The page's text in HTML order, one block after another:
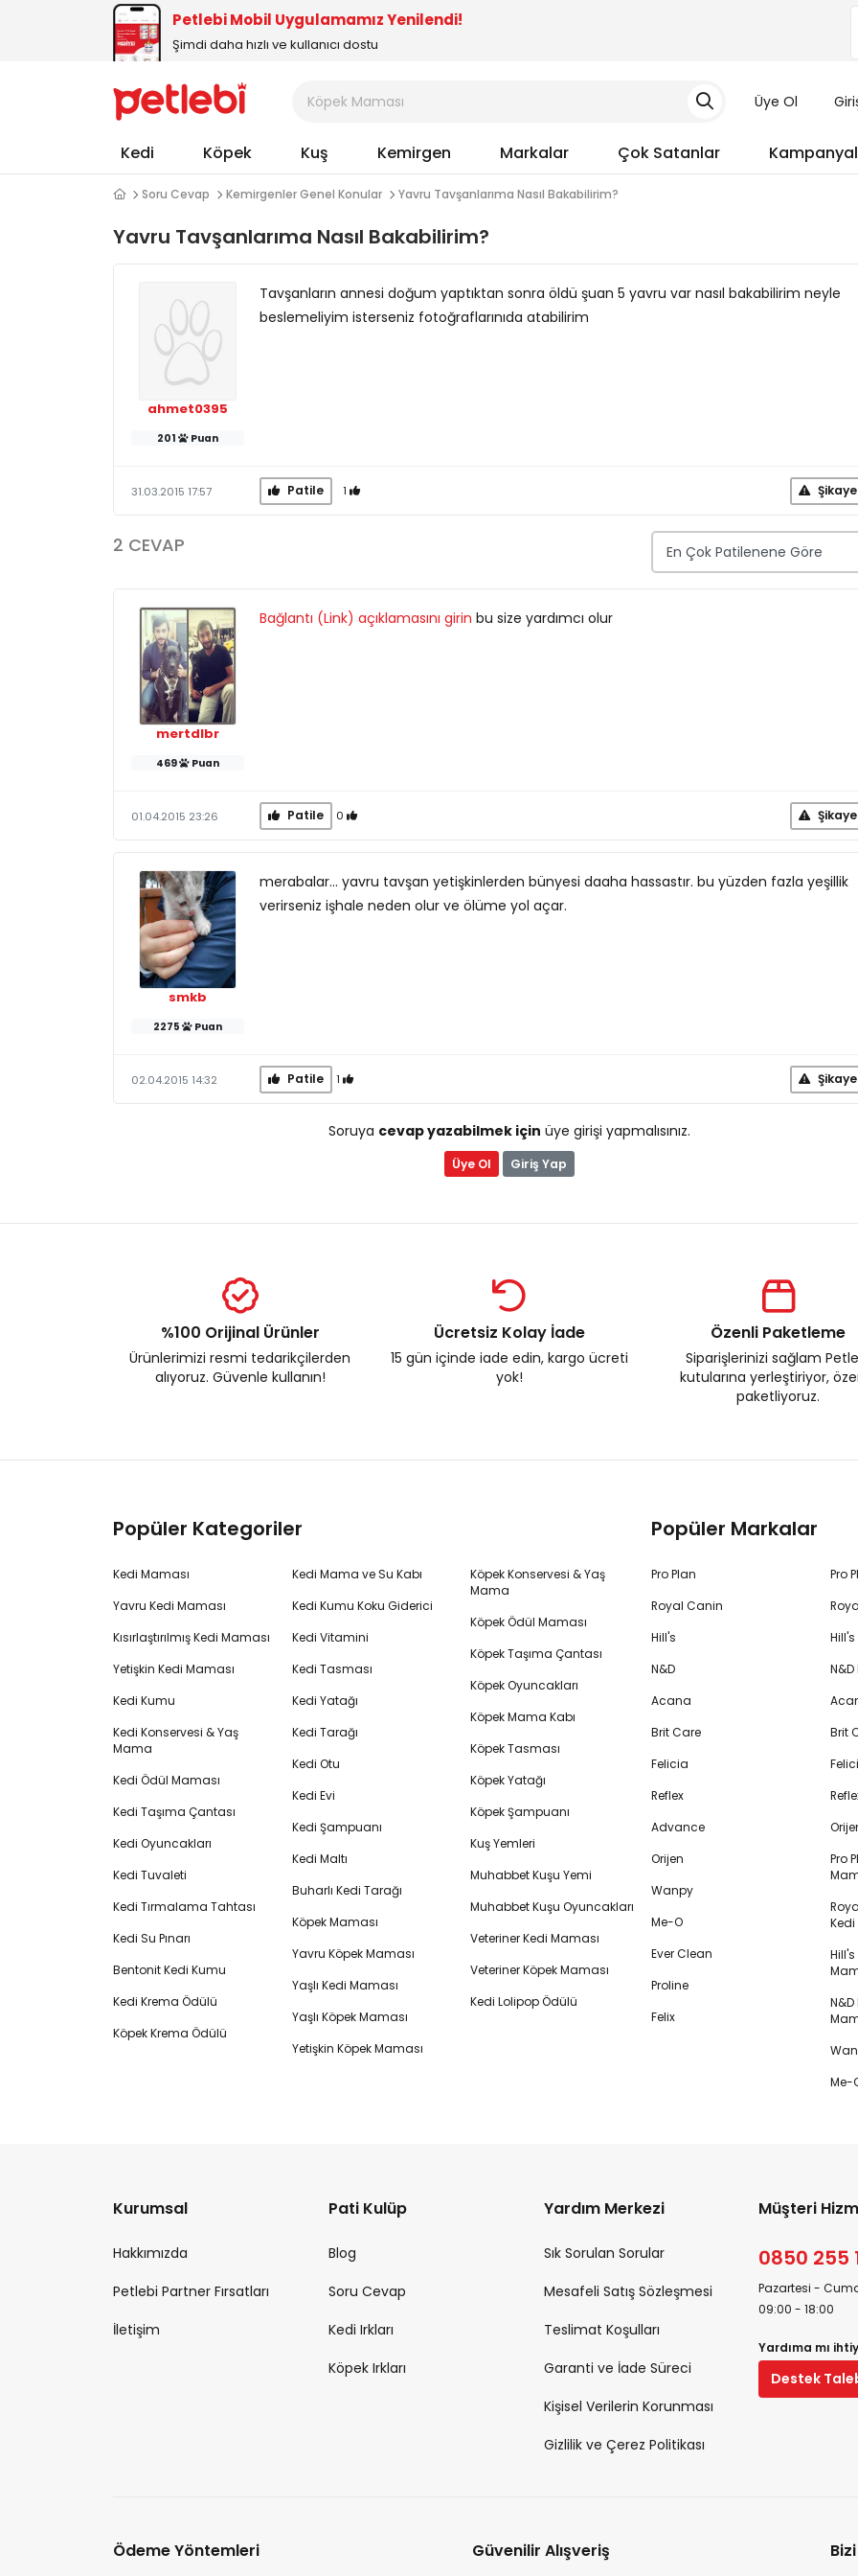
Petlebi Mobil Uygulamamız Yenilendi!
Şimdi daha hızlı ve kullanıcı dostu
Üye Ol
Kedi Köpek Kuş Kemirgen Markalar Çok Satanlar
Soru Cevap Kemirgenler Genel Konular Yavru Tavşanlarıma Nasıl Bakabilirim?
Yavru Tavşanlarıma Nasıl Bakabilirim?
ahmet0395
201 Puan
Tavşanların annesi doğum yaptıktan sonra öldü şuan 5 yavru var nasıl bakabilirim neyle
beslemeliyim isterseniz fotoğraflarınıda atabilirim
31.03.2015 17:57 Patile 1
2 CEVAP
mertdlbr
469 Puan
Bağlantı (Link) açıklamasını girin bu size yardımcı olur
01.04.2015 23:26 Patile 0
smkb
2275 Puan
merabalar... yavru tavşan yetişkinlerden bünyesi daaha hassastır. bu yüzden fazla yeşillik
verirseniz işhale neden olur ve ölüme yol açar.
02.04.2015 14:32 Patile 1
Soruya cevap yazabilmek için üye girişi yapmalısınız.
Üye Ol Giriş Yap
%100 Orijinal Ürünler
Ürünlerimizi resmi tedarikçilerden
alıyoruz. Güvenle kullanın!
Ücretsiz Kolay İade
15 gün içinde iade edin, kargo ücreti
yok!
Özenli Paketleme
Siparişlerinizi sağlam
kutularına yerleştiriyor,
paketliyoruz.
Popüler Kategoriler
Kedi Maması
Yavru Kedi Maması
Kısırlaştırılmış Kedi Maması
Yetişkin Kedi Maması
Kedi Kumu
Kedi Konservesi & Yaş
Mama
Kedi Ödül Maması
Kedi Taşıma Çantası
Kedi Oyuncakları
Kedi Tuvaleti
Kedi Tırmalama Tahtası
Kedi Su Pınarı
Bentonit Kedi Kumu
Kedi Krema Ödülü
Köpek Krema Ödülü
Kedi Mama ve Su Kabı
Kedi Kumu Koku Giderici
Kedi Vitamini
Kedi Tasması
Kedi Yatağı
Kedi Tarağı
Kedi Otu
Kedi Evi
Kedi Şampuanı
Kedi Maltı
Buharlı Kedi Tarağı
Köpek Maması
Yavru Köpek Maması
Yaşlı Kedi Maması
Yaşlı Köpek Maması
Yetişkin Köpek Maması
Köpek Konservesi & Yaş
Mama
Köpek Ödül Maması
Köpek Taşıma Çantası
Köpek Oyuncakları
Köpek Mama Kabı
Köpek Tasması
Köpek Yatağı
Köpek Şampuanı
Kuş Yemleri
Muhabbet Kuşu Yemi
Muhabbet Kuşu Oyuncakları
Veteriner Kedi Maması
Veteriner Köpek Maması
Kedi Lolipop Ödülü
Popüler Markalar
Pro Plan
Royal Canin
Hill's
N&D
Acana
Brit Care
Felicia
Reflex
Advance
Orijen
Wanpy
Me-O
Ever Clean
Proline
Felix
Pro
Brit
Pro
Hill's
N&D
Me-
Kurumsal
Hakkımızda
Petlebi Partner Fırsatları
İletişim
Pati Kulüp
Blog
Soru Cevap
Kedi Irkları
Köpek Irkları
Yardım Merkezi
Sık Sorulan Sorular
Mesafeli Satış Sözleşmesi
Teslimat Koşulları
Garanti ve İade Süreci
Kişisel Verilerin Korunması
Gizlilik ve Çerez Politikası
Müşteri
0850 255
Pazartesi -
09:00 - 18:00
Yardıma mı
Destek
Ödeme Yöntemleri Güvenilir Alışveriş